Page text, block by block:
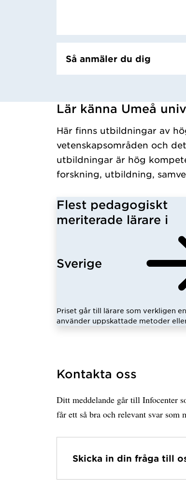
Så anmäler du dig
Har hämtat kursochkurspaket.
Lär känna Umeå
Här finns utbildningar av
vetenskapsområden och
utbildningar är hög
forskning, utbildning,
Flest pedagogiskt
meriterade lärare i
Sverige
Priset går till lärare som verkligen
använder uppskattade metoder
Kontakta oss
Ditt meddelande går till Infocenter
får ett så bra och relevant svar som
Skicka in din fråga till